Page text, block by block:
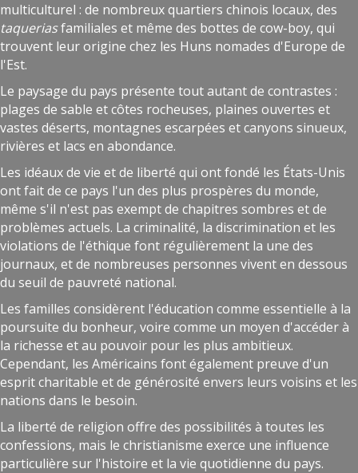
multiculturel : de nombreux quartiers chinois locaux, des
taqueriasfamiliales et même des bottes de cow-boy, qui
trouvent leur origine chez les Huns nomades d'Europe de
l'Est.
Le paysage du pays présente tout autant de contrastes :
plages de sable et côtes rocheuses, plaines ouvertes et
vastes déserts, montagnes escarpées et canyons sinueux,
rivières et lacs en abondance.
Les idéaux de vie et de liberté qui ont fondé les États-Unis
ont fait de ce pays l'un des plus prospères du monde,
même s'il n'est pas exempt de chapitres sombres et de
problèmes actuels. La criminalité, la discrimination et les
violations de l'éthique font régulièrement la une des
journaux, et de nombreuses personnes vivent en dessous
du seuil de pauvreté national.
Les familles considèrent l'éducation comme essentielle à la
poursuite du bonheur, voire comme un moyen d'accéder à
la richesse et au pouvoir pour les plus ambitieux.
Cependant, les Américains font également preuve d'un
esprit charitable et de générosité envers leurs voisins et les
nations dans le besoin.
La liberté de religion offre des possibilités à toutes les
confessions, mais le christianisme exerce une influence
particulière sur l'histoire et la vie quotidienne du pays.